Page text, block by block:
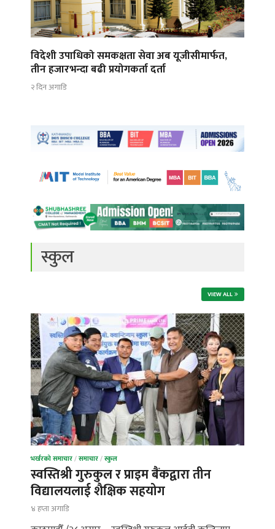
विदेशी उपाधिको समकक्षता सेवा अब यूजीसीमार्फत,
तीन हजारभन्दा बढी प्रयोगकर्ता दर्ता
२ दिन अगाडि
स्कुल
VIEW ALL
भर्खरको समाचार/समाचार/स्कुल
स्वस्तिश्री गुरुकुल र प्राइम बैंकद्वारा तीन
विद्यालयलाई शैक्षिक सहयोग
४ हप्ता अगाडि